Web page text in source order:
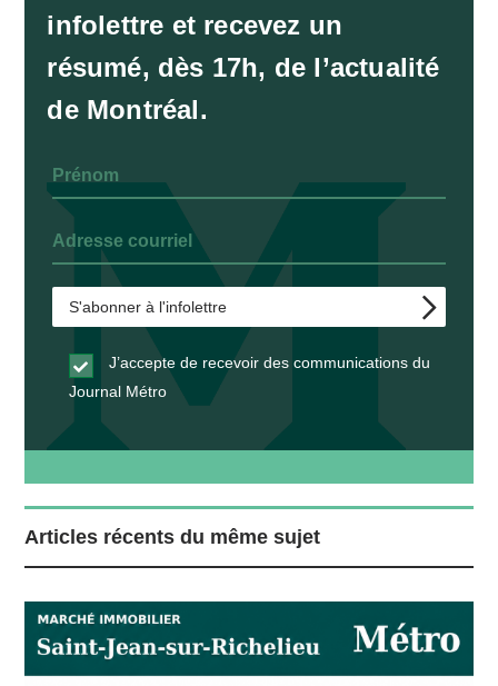
infolettre et recevez un
résumé, dès 17h, de l’actualité
de Montréal.
J’accepte de recevoir des communications du
Journal Métro
Articles récents du même sujet